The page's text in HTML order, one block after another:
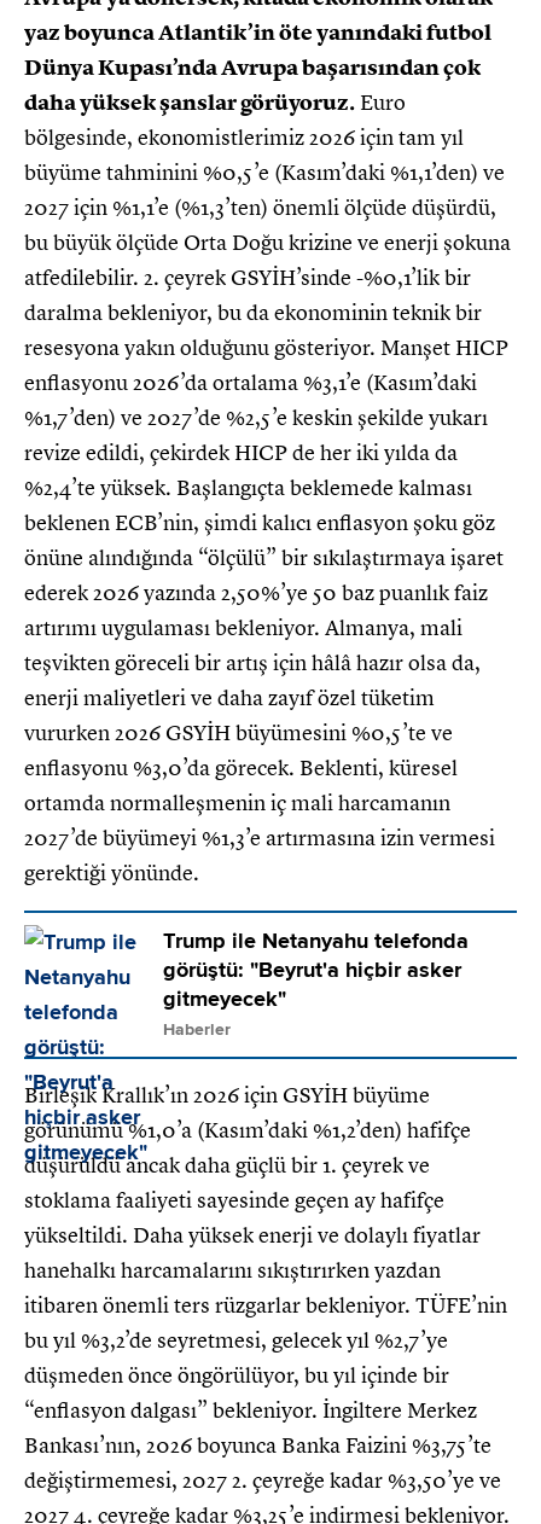
yaz boyunca Atlantik’in öte yanındaki futbol
Dünya Kupası’nda Avrupa başarısından çok
daha yüksek şanslar görüyoruz. Euro
bölgesinde, ekonomistlerimiz 2026 için tam yıl
büyüme tahminini %0,5’e (Kasım’daki %1,1’den) ve
2027 için %1,1’e (%1,3’ten) önemli ölçüde düşürdü,
bu büyük ölçüde Orta Doğu krizine ve enerji şokuna
atfedilebilir. 2. çeyrek GSYİH’sinde -%0,1’lik bir
daralma bekleniyor, bu da ekonominin teknik bir
resesyona yakın olduğunu gösteriyor. Manşet HICP
enflasyonu 2026’da ortalama %3,1’e (Kasım’daki
%1,7’den) ve 2027’de %2,5’e keskin şekilde yukarı
revize edildi, çekirdek HICP de her iki yılda da
%2,4’te yüksek. Başlangıçta beklemede kalması
beklenen ECB’nin, şimdi kalıcı enflasyon şoku göz
önüne alındığında “ölçülü” bir sıkılaştırmaya işaret
ederek 2026 yazında 2,50%’ye 50 baz puanlık faiz
artırımı uygulaması bekleniyor. Almanya, mali
teşvikten göreceli bir artış için hâlâ hazır olsa da,
enerji maliyetleri ve daha zayıf özel tüketim
vururken 2026 GSYİH büyümesini %0,5’te ve
enflasyonu %3,0’da görecek. Beklenti, küresel
ortamda normalleşmenin iç mali harcamanın
2027’de büyümeyi %1,3’e artırmasına izin vermesi
gerektiği yönünde.
Trump ile Netanyahu telefonda
görüştü: "Beyrut'a hiçbir asker
gitmeyecek"
Haberler
Birleşik Krallık’ın 2026 için GSYİH büyüme
görünümü %1,0’a (Kasım’daki %1,2’den) hafifçe
düşürüldü ancak daha güçlü bir 1. çeyrek ve
stoklama faaliyeti sayesinde geçen ay hafifçe
yükseltildi. Daha yüksek enerji ve dolaylı fiyatlar
hanehalkı harcamalarını sıkıştırırken yazdan
itibaren önemli ters rüzgarlar bekleniyor. TÜFE’nin
bu yıl %3,2’de seyretmesi, gelecek yıl %2,7’ye
düşmeden önce öngörülüyor, bu yıl içinde bir
“enflasyon dalgası” bekleniyor. İngiltere Merkez
Bankası’nın, 2026 boyunca Banka Faizini %3,75’te
değiştirmemesi, 2027 2. çeyreğe kadar %3,50’ye ve
2027 4. çeyreğe kadar %3,25’e indirmesi bekleniyor.